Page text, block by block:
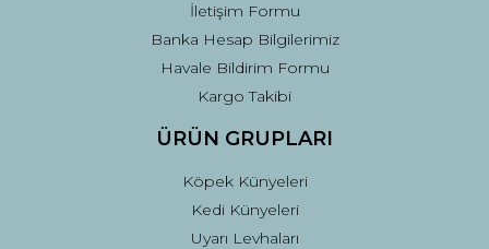
Gönder
İletişim Formu
Banka Hesap Bilgilerimiz
Havale Bildirim Formu
Kargo Takibi
ÜRÜN GRUPLARI
Köpek Künyeleri
Kedi Künyeleri
Uyarı Levhaları